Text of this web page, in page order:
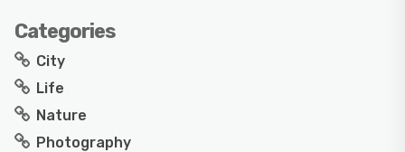
Categories
City
Life
Nature
Photography